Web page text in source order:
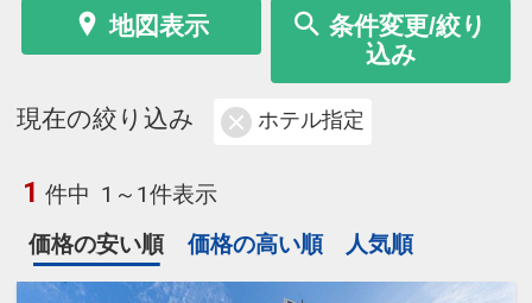
地図表示
条件変更/絞り
込み
現在の絞り込み ホテル指定
1 件中 1～1件表示
価格の安い順
価格の高い順 人気順